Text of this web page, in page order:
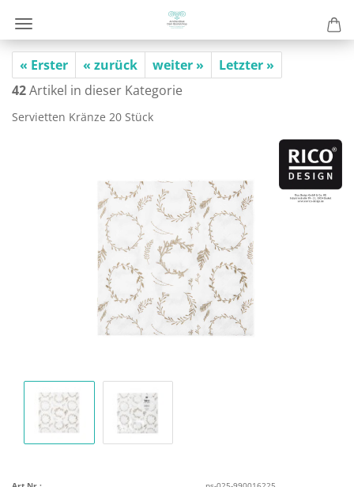
« Erster « zurück weiter »
Letzter »
42Artikel in dieser Kategorie
Ser­vi­et­ten Krän­ze 20 Stück